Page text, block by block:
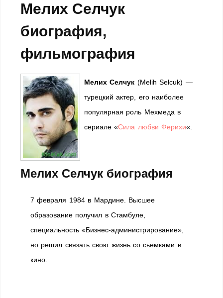
Мелих Селчук
биография,
фильмография
Мелих Селчук (Melih Selcuk) —
турецкий актер, его наиболее
популярная роль Мехмеда в
сериале «Сила любви Ферихи«.
Мелих Селчук биография
7 февраля 1984 в Мардине. Высшее
образование получил в Стамбуле,
специальность «Бизнес-администрирование»,
но решил связать свою жизнь со сьемками в
кино.